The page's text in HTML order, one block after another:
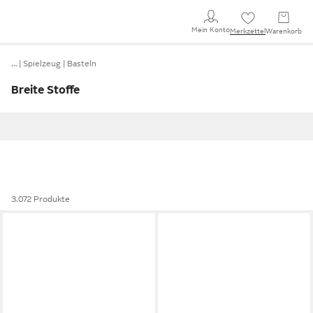
Mein KontoMerkzettel Warenkorb
… Spielzeug Basteln
Breite Stoffe
3.072 Produkte